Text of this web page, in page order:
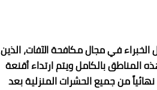
في مجال مكافحة الآفات، الذين
بالكامل ويتم ارتداء أقنعة
من جميع الحشرات المنزلية بعد